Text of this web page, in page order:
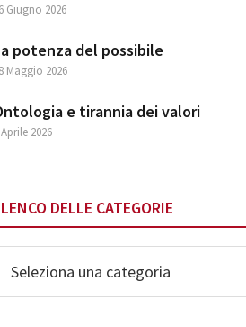
Giugno 2026
potenza del possibile
Maggio 2026
e tirannia dei valori
2026
DELLE CATEGORIE
delle